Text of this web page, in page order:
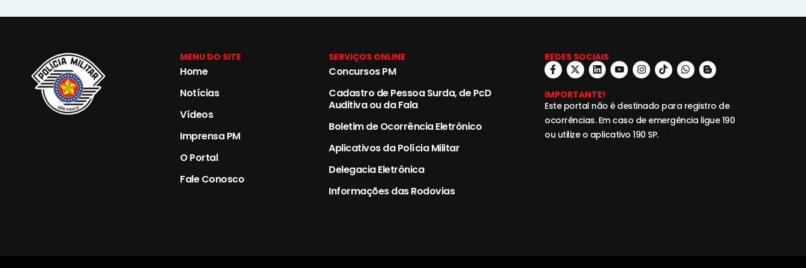
MENU DO SITE
Home
Notícias
Vídeos
Imprensa PM
O Portal
Fale Conosco
SERVIÇOS ONLINE
Concursos PM
Cadastro de Pessoa Surda, de PcD
Auditiva ou da Fala
Boletim de Ocorrência Eletrônico
Aplicativos da Polícia Militar
Delegacia Eletrônica
Informações das Rodovias
REDES SOCIAIS
IMPORTANTE!
Este portal não é destinado para registro de
ocorrências. Em caso de emergência ligue 190
ou utilize o aplicativo 190 SP.